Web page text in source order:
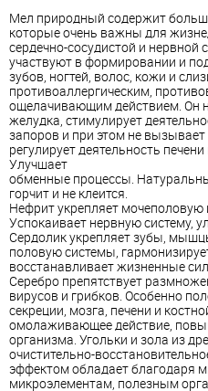
Мел природный содержит
которые очень важны для
сердечно-сосудистой и нервной
участвуют в формировании и
зубов, ногтей, волос, кожи и
противоаллергическим,
ощелачивающим действием. Он
желудка, стимулирует
запоров и при этом не
регулирует деятельность
Улучшает
обменные процессы.
горчит и не клеится.
Нефрит укрепляет
Успокаивает нервную систему,
Сердолик укрепляет зубы,
половую системы,
восстанавливает жизненные
Серебро препятствует
вирусов и грибков. Особенно
секреции, мозга, печени и
омолаживающее действие,
организма. Угольки и зола из
очистительно-
эффектом обладает благодаря
микроэлементам, полезным